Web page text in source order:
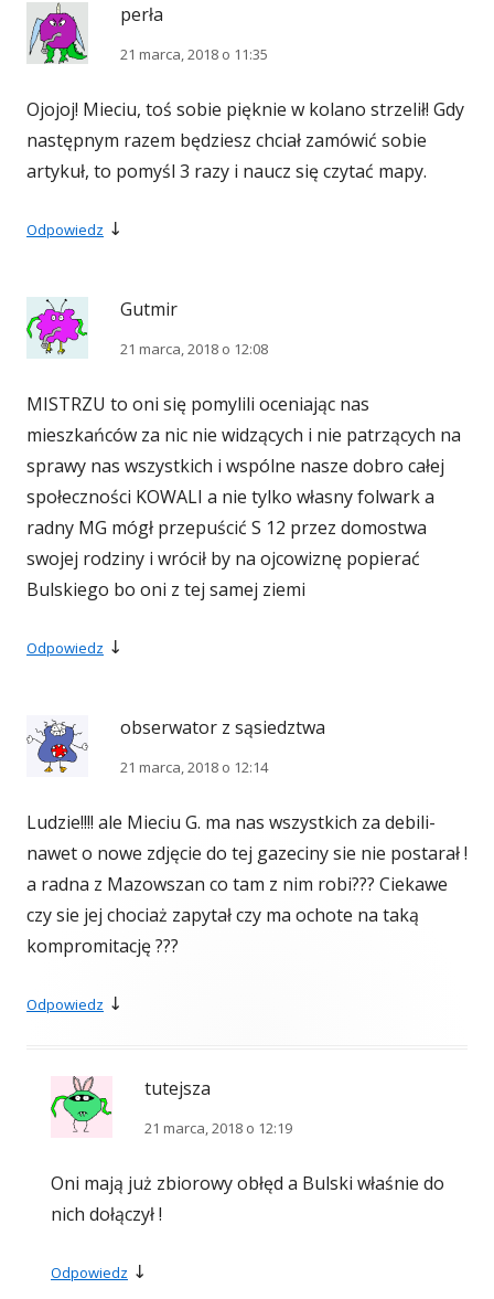
perła
21 marca, 2018 o 11:35
Ojojoj! Mieciu, toś sobie pięknie w kolano strzelił! Gdy
następnym razem będziesz chciał zamówić sobie
artykuł, to pomyśl 3 razy i naucz się czytać mapy.
Odpowiedz ↓
Gutmir
21 marca, 2018 o 12:08
MISTRZU to oni się pomylili oceniając nas
mieszkańców za nic nie widzących i nie patrzących na
sprawy nas wszystkich i wspólne nasze dobro całej
społeczności KOWALI a nie tylko własny folwark a
radny MG mógł przepuścić S 12 przez domostwa
swojej rodziny i wrócił by na ojcowiznę popierać
Bulskiego bo oni z tej samej ziemi
Odpowiedz ↓
obserwator z sąsiedztwa
21 marca, 2018 o 12:14
Ludzie!!!! ale Mieciu G. ma nas wszystkich za debili-
nawet o nowe zdjęcie do tej gazeciny sie nie postarał !
a radna z Mazowszan co tam z nim robi??? Ciekawe
czy sie jej chociaż zapytał czy ma ochote na taką
kompromitację ???
Odpowiedz ↓
tutejsza
21 marca, 2018 o 12:19
Oni mają już zbiorowy obłęd a Bulski właśnie do
nich dołączył !
Odpowiedz ↓